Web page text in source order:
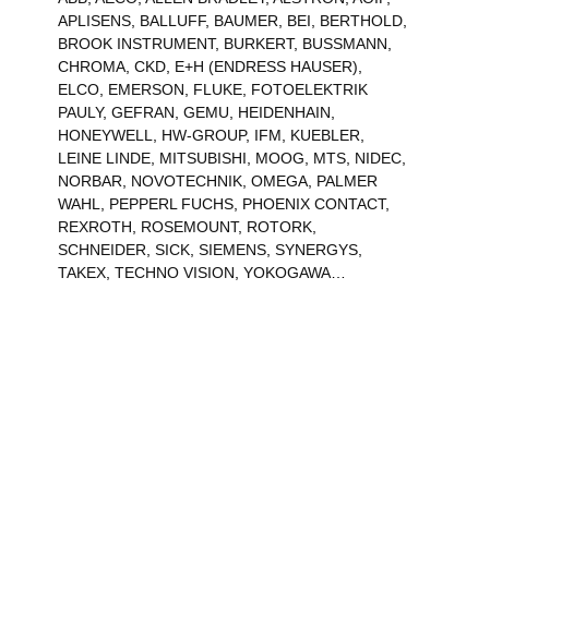
APLISENS BALLUFF, BAUMER BEI BERTHOLD
BROOK INSTRUMENT, BURKERT, BUSSMANN
CHROMA CKD E+H (ENDRESS HAUSER)
ELCO EMERSON FLUKE FOTOELEKTRIK
PAULY, GEFRAN GEMU HEIDENHAIN
HONEYWELL
HW-GROUP, IFM KUEBLER
LEINE LINDE MITSUBISHI MOOG MTS NIDEC
NORBAR
NOVOTECHNIK OMEGA PALMER
WAHL
PEPPERL FUCHS PHOENIX CONTACT,
REXROTH
ROSEMOUNT, ROTORK
SCHNEIDER SICK SIEMENS SYNERGYS
TAKEX TECHNO VISION YOKOGAWA